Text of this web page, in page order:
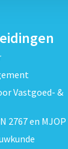
Vastgoed- &
2767 en MJOP